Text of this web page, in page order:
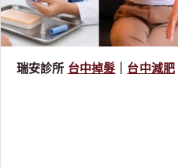
瑞安診所 台中掉髮 台中減肥